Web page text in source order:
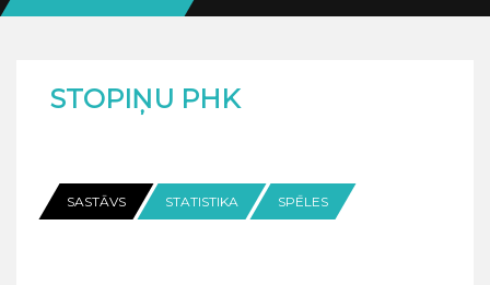
STOPIŅU PHK
SASTĀVS STATISTIKA SPĒLES